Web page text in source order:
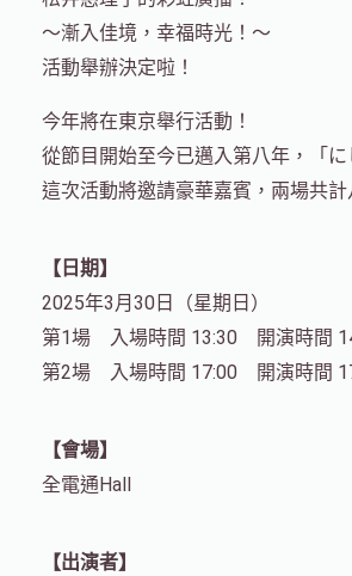
～漸入佳境，幸福時光！～
活動舉辦決定啦！
今年將在東京舉行活動！
從節目開始至今已邁入第八年，「に
這次活動將邀請豪華嘉賓，兩場共計
【日期】
2025年3月30日（星期日）
第1場 入場時間 13:30 開演時間
第2場 入場時間 17:00 開演時間
【會場】
全電通Hall
【出演者】